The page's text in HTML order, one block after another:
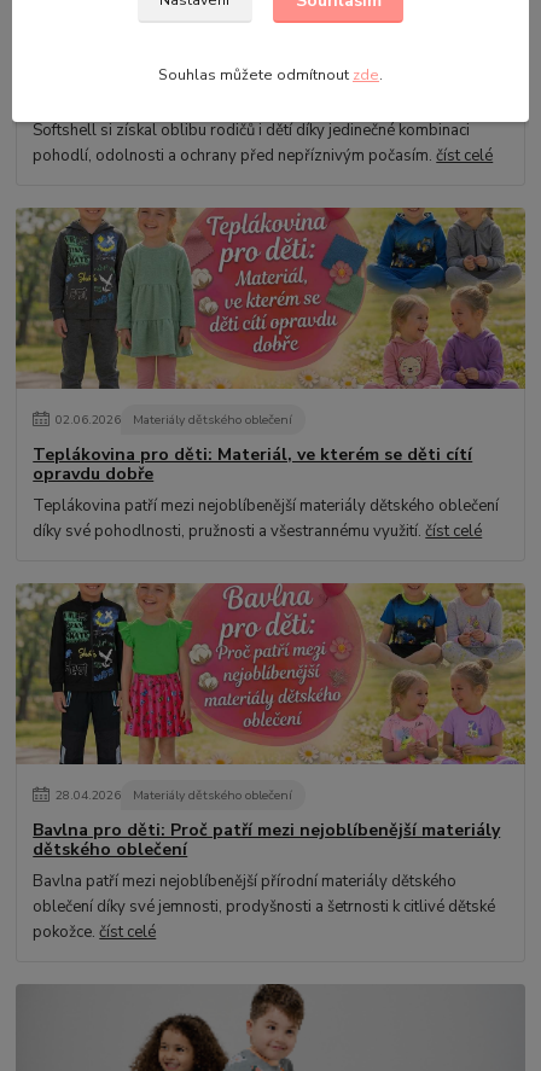
Materiály dětského oblečení
Softshell si získal oblibu rodičů i dětí díky jedinečné kombinaci
pohodlí, odolnosti a ochrany před nepříznivým počasím.číst celé
02.06.2026 Materiály dětského oblečení
Teplákovina pro děti: Materiál, ve kterém se děti cítí
opravdu dobře
Teplákovina patří mezi nejoblíbenější materiály dětského oblečení
díky své pohodlnosti, pružnosti a všestrannému využití.číst celé
28.04.2026 Materiály dětského oblečení
Bavlna pro děti: Proč patří mezi nejoblíbenější materiály
dětského oblečení
Bavlna patří mezi nejoblíbenější přírodní materiály dětského
oblečení díky své jemnosti, prodyšnosti a šetrnosti k citlivé dětské
pokožce.číst celé
Souhlas můžete odmítnout zde.